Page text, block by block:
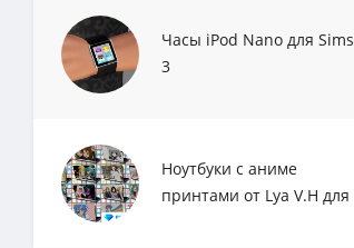
Часы iPod Nano для Sims
3
Ноутбуки с аниме
принтами от Lya V.H для